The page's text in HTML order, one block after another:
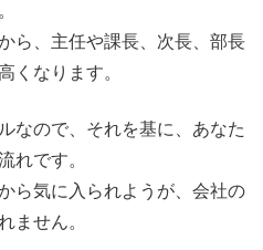
ら、主任や課長、次長、部長
くなります。
なので、それを基に、あなた
れです。
ら気に入られようが、会社の
ません。